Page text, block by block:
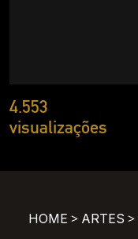
4.553
visualizações
HOME > ARTES >